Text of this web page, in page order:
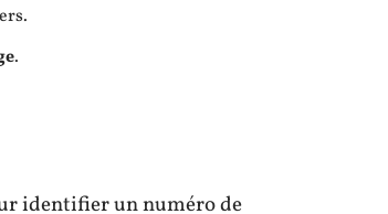
.
identifier un numéro de